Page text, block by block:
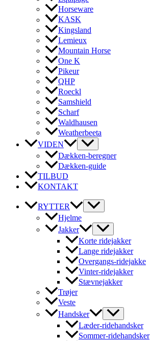
Horseware
KASK
Kingsland
Lemieux
Mountain Horse
One K
Pikeur
QHP
Roeckl
Samshield
Scharf
Waldhausen
Weatherbeeta
VIDEN
Dækken-beregner
Dækken-guide
TILBUD
KONTAKT
RYTTER
Hjelme
Jakker
Korte ridejakker
Lange ridejakker
Overgangs-ridejakke
Vinter-ridejakker
Stævnejakker
Trøjer
Veste
Handsker
Læder-ridehandsker
Sommer-ridehandsker